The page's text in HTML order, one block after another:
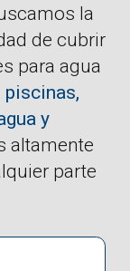
la
de cubrir
para agua
piscinas,
y
altamente
parte